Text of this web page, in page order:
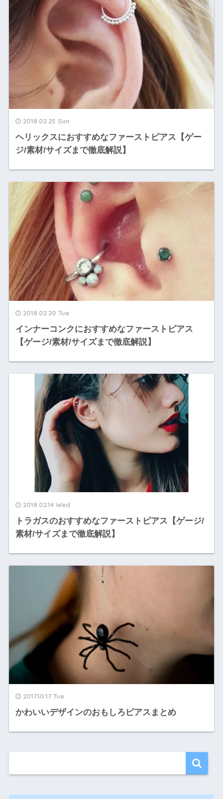
2018.02.25 Sun
ヘリックスにおすすめなファーストピアス【ゲー
ジ/素材/サイズまで徹底解説】
2018.02.20 Tue
インナーコンクにおすすめなファーストピアス
【ゲージ/素材/サイズまで徹底解説】
2018.02.14 Wed
トラガスのおすすめなファーストピアス【ゲージ/
素材/サイズまで徹底解説】
2017.10.17 Tue
かわいいデザインのおもしろピアスまとめ